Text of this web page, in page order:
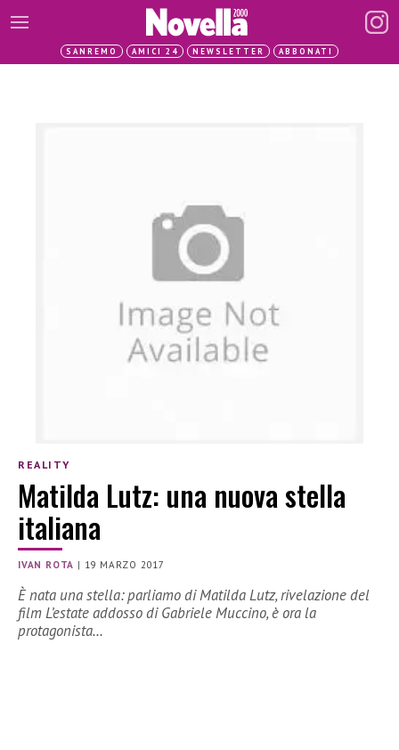
SANREMO AMICI 24 NEWSLETTER ABBONATI
REALITY
Matilda Lutz: una nuova stella
italiana
IVAN ROTA | 19 MARZO 2017
È nata una stella: parliamo di Matilda Lutz, rivelazione del
film L’estate addosso di Gabriele Muccino, è ora la
protagonista…